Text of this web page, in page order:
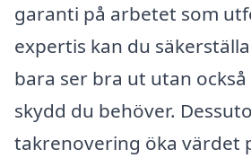
garanti på arbetet som
expertis kan du
bara ser bra ut utan
skydd du behöver.
takrenovering öka värdet